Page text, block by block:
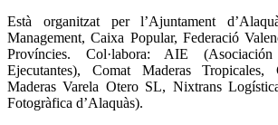
Està organitzat per l’Ajuntament
Management, Caixa Popular, Federació
Províncies. Col·labora: AIE
Ejecutantes), Comat Maderas Tropicales,
Maderas Varela Otero SL, Nixtrans
Fotogràfica d’Alaquàs).